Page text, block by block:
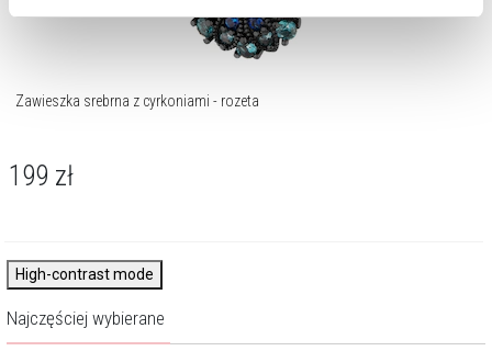
Zarządzaj preferencjami. W każdej chwili możesz
dokonać zmiany wybranych przez Ciebie plików cookie.
Zawieszka srebrna z cyrkoniami - rozeta
199 zł
High-contrast mode
Najczęściej wybierane